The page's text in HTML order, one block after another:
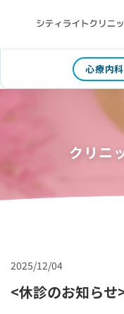
心療内
クリニ
2025/12/04
<休診のお知らせ